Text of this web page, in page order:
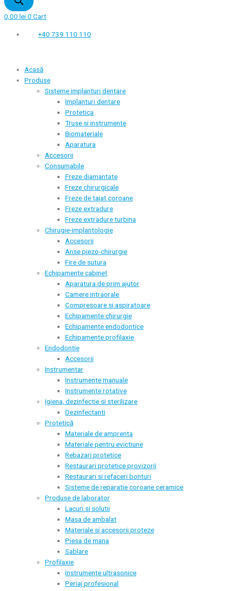
0,00 lei0 Cart
+40 739 110 110
Acasă
Produse
Sisteme implanturi dentare
Implanturi dentare
Protetica
Truse si instrumente
Biomateriale
Aparatura
Accesorii
Consumabile
Freze diamantate
Freze chirurgicale
Freze de taiat coroane
Freze extradure
Freze extradure turbina
Chirugie-implantologie
Accesorii
Anse piezo-chirurgie
Fire de sutura
Echipamente cabinet
Aparatura de prim ajutor
Camere intraorale
Compresoare si aspiratoare
Echipamente chirurgie
Echipamente endodontice
Echipamente profilaxie
Endodontie
Accesorii
Instrumentar
Instrumente manuale
Instrumente rotative
Igiena, dezinfectie si sterilizare
Dezinfectanti
Protetică
Materiale de amprenta
Materiale pentru evictiune
Rebazari protetice
Restaurari protetice provizorii
Restaurari si refaceri bonturi
Sisteme de reparatie coroane ceramice
Produse de laborator
Lacuri si solutii
Masa de ambalat
Materiale si accesorii proteze
Piesa de mana
Sablare
Profilaxie
Instrumente ultrasonice
Periaj profesional